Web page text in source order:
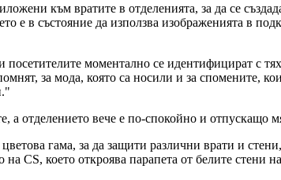
към вратите в отделенията, за да се
е в състояние да използва изображенията в
посетителите моментално се идентифицират с
за мода, която са носили и за спомените,
а отделението вече е по-спокойно и отпускащо
цветова гама, за да защити различни врати и
CS, което откроява парапета от белите стени